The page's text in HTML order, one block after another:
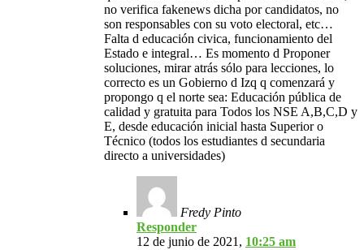
no verifica fakenews dicha por candidatos, no
son responsables con su voto electoral, etc…
Falta d educación civica, funcionamiento del
Estado e integral… Es momento d Proponer
soluciones, mirar atrás sólo para lecciones, lo
correcto es un Gobierno d Izq q comenzará y
propongo q el norte sea: Educación pública de
calidad y gratuita para Todos los NSE A,B,C,D y
E, desde educación inicial hasta Superior o
Técnico (todos los estudiantes d secundaria
directo a universidades)
Fredy Pinto
Responder
12 de junio de 2021, 10:25 am